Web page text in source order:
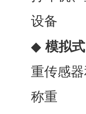
设备
◆ 模拟
重传感
称重